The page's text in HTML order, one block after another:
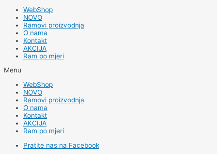
WebShop
NOVO
Ramovi proizvodnja
O nama
Kontakt
AKCIJA
Ram po mjeri
Menu
WebShop
NOVO
Ramovi proizvodnja
O nama
Kontakt
AKCIJA
Ram po mjeri
Pratite nas na Facebook